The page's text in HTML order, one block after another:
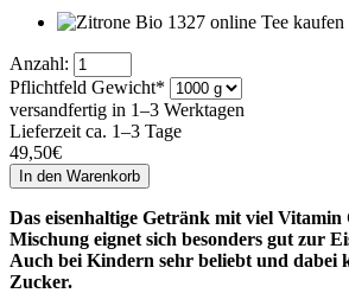
Anzahl:
Pflichtfeld Gewicht*
versandfertig in 1–3 Werktagen
Lieferzeit ca. 1–3 Tage
49,50€
Das eisenhaltige Getränk mit viel Vitamin
Mischung eignet sich besonders gut zur
Auch bei Kindern sehr beliebt und dabei
Zucker.